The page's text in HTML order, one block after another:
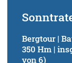
Bergtour |
350 Hm |
von 6)